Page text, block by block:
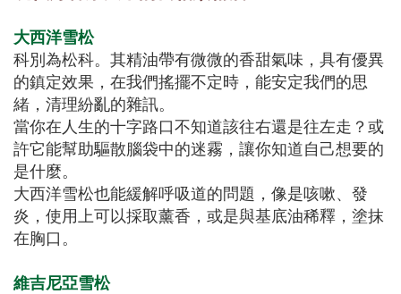
大西洋雪松
科別為松科。其精油帶有微微的香甜氣味，具有優異
的鎮定效果，在我們搖擺不定時，能安定我們的思
緒，清理紛亂的雜訊。
當你在人生的十字路口不知道該往右還是往左走？或
許它能幫助驅散腦袋中的迷霧，讓你知道自己想要的
是什麼。
大西洋雪松也能緩解呼吸道的問題，像是咳嗽、發
炎，使用上可以採取薰香，或是與基底油稀釋，塗抹
在胸口。
維吉尼亞雪松